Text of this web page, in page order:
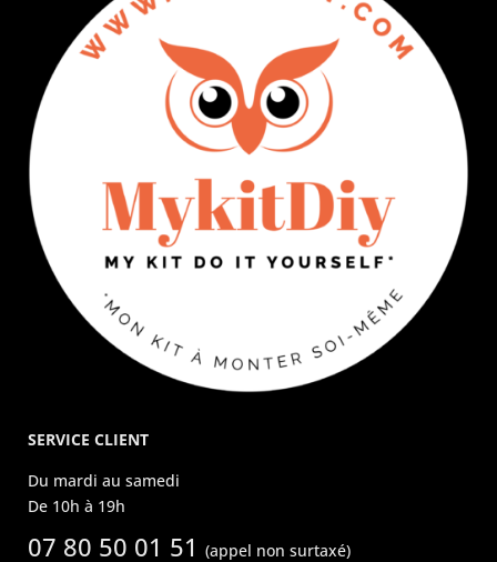
SERVICE CLIENT
Du mardi au samedi
De 10h à 19h
07 80 50 01 51(appel non surtaxé)